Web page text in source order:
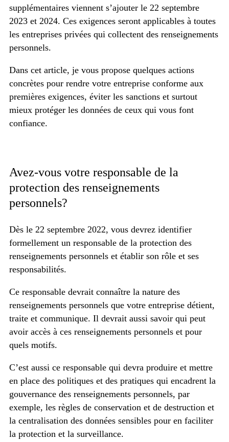
supplémentaires viennent s’ajouter le 22 septembre
2023 et 2024. Ces exigences seront applicables à toutes
les entreprises privées qui collectent des renseignements
personnels.
Dans cet article, je vous propose quelques actions
concrètes pour rendre votre entreprise conforme aux
premières exigences, éviter les sanctions et surtout
mieux protéger les données de ceux qui vous font
confiance.
Avez-vous votre responsable de la
protection des renseignements
personnels?
Dès le 22 septembre 2022, vous devrez identifier
formellement un responsable de la protection des
renseignements personnels et établir son rôle et ses
responsabilités.
Ce responsable devrait connaître la nature des
renseignements personnels que votre entreprise détient,
traite et communique. Il devrait aussi savoir qui peut
avoir accès à ces renseignements personnels et pour
quels motifs.
C’est aussi ce responsable qui devra produire et mettre
en place des politiques et des pratiques qui encadrent la
gouvernance des renseignements personnels, par
exemple, les règles de conservation et de destruction et
la centralisation des données sensibles pour en faciliter
la protection et la surveillance.